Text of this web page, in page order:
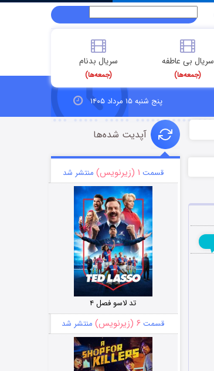
سریال بی عاطفه
(جمعه‌ها)
سریال بدنام
(جمعه‌ها)
پنج شنبه ۱۵ مرداد ۱۴۰۵
آپدیت شده‌ها
قسمت ۱ (زیرنویس) منتشر شد
تد لاسو فصل ۴
قسمت ۶ (زیرنویس) منتشر شد